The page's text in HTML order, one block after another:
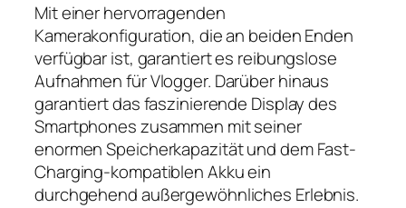
Mit einer hervorragenden
Kamerakonfiguration, die an beiden Enden
verfügbar ist, garantiert es reibungslose
Aufnahmen für Vlogger. Darüber hinaus
garantiert das faszinierende Display des
Smartphones zusammen mit seiner
enormen Speicherkapazität und dem Fast-
Charging-kompatiblen Akku ein
durchgehend außergewöhnliches Erlebnis.